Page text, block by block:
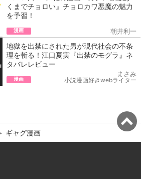
くまでチョロい』チョロカワ悪魔の魅力
を予習！
漫画 朝井利一
地獄を出禁にされた男が現代社会の不条
理を斬る！江口夏実『出禁のモグラ』ネ
タバレレビュー
漫画
まさみ
小説漫画好きwebライター
ギャグ漫画